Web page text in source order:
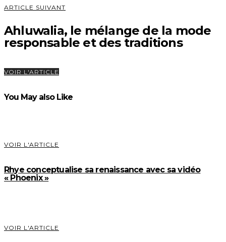
ARTICLE SUIVANT
Ahluwalia, le mélange de la mode
responsable et des traditions
VOIR L'ARTICLE
You May also Like
VOIR L'ARTICLE
Rhye conceptualise sa renaissance avec sa vidéo
« Phoenix »
VOIR L'ARTICLE